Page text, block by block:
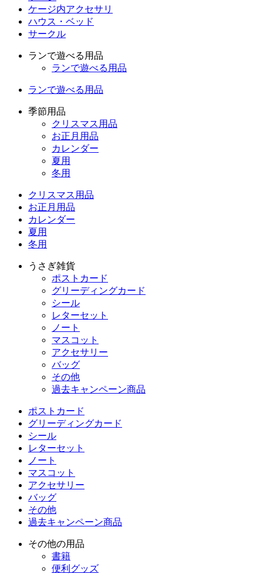
ケージ内アクセサリ
ハウス・ベッド
サークル
ランで遊べる用品
ランで遊べる用品
ランで遊べる用品
季節用品
クリスマス用品
お正月用品
カレンダー
夏用
冬用
クリスマス用品
お正月用品
カレンダー
夏用
冬用
うさぎ雑貨
ポストカード
グリーディングカード
シール
レターセット
ノート
マスコット
アクセサリー
バッグ
その他
過去キャンペーン商品
ポストカード
グリーディングカード
シール
レターセット
ノート
マスコット
アクセサリー
バッグ
その他
過去キャンペーン商品
その他の用品
書籍
便利グッズ